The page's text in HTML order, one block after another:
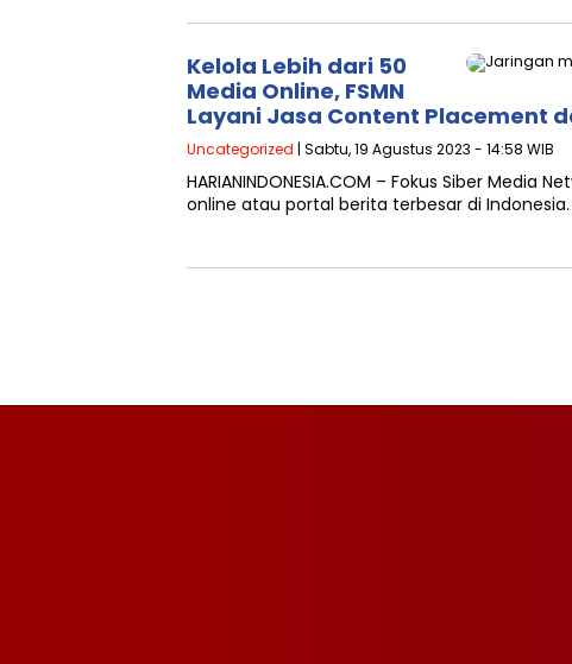
Kelola Lebih dari 50
Media Online, FSMN
Layani Jasa Content Placement
Uncategorized | Sabtu, 19 Agustus 2023 - 14:58 WIB
HARIANINDONESIA.COM – Fokus Siber
online atau portal berita terbesar di